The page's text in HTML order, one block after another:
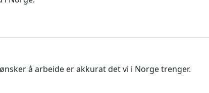
å arbeide er akkurat det vi i Norge trenger.